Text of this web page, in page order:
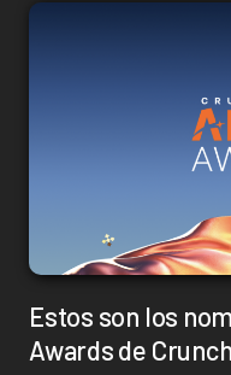
Estos son los
Awards de